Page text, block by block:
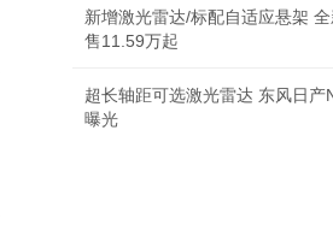
新增激光雷达/标配自适应悬架
售11.59万起
超长轴距可选激光雷达 东风日产
曝光